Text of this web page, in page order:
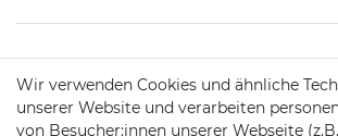
KONTAKT
Wir verwenden Cookies und ähnliche
unserer Website und verarbeiten
von Besucher:innen unserer Webseite